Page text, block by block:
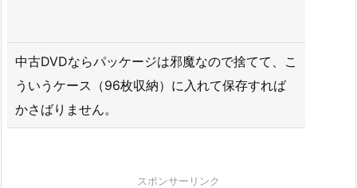
中古DVDならパッケージは邪魔なので捨てて、こ
ういうケース（96枚収納）に入れて保存すれば
かさばりません。
スポンサーリンク